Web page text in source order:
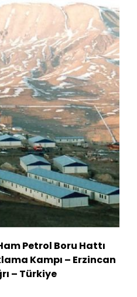
Petrol Boru Hattı
Kampı – Erzincan
– Türkiye